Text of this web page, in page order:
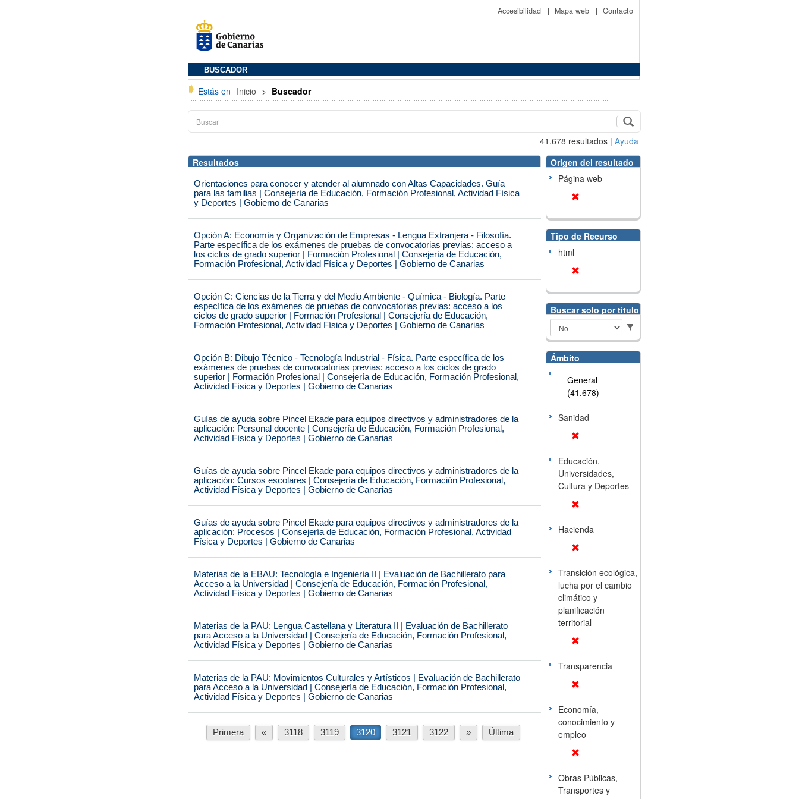
Accesibilidad | Mapa web | Contacto
BUSCADOR
Estás en Inicio > Buscador
41.678 resultados | Ayuda
Resultados
Orientaciones para conocer y atender al alumnado con Altas Capacidades. Guía
para las familias | Consejería de Educación, Formación Profesional, Actividad Física
y Deportes | Gobierno de Canarias
Opción A: Economía y Organización de Empresas - Lengua Extranjera - Filosofía.
Parte específica de los exámenes de pruebas de convocatorias previas: acceso a
los ciclos de grado superior | Formación Profesional | Consejería de Educación,
Formación Profesional, Actividad Física y Deportes | Gobierno de Canarias
Opción C: Ciencias de la Tierra y del Medio Ambiente - Química - Biología. Parte
específica de los exámenes de pruebas de convocatorias previas: acceso a los
ciclos de grado superior | Formación Profesional | Consejería de Educación,
Formación Profesional, Actividad Física y Deportes | Gobierno de Canarias
Opción B: Dibujo Técnico - Tecnología Industrial - Física. Parte específica de los
exámenes de pruebas de convocatorias previas: acceso a los ciclos de grado
superior | Formación Profesional | Consejería de Educación, Formación Profesional,
Actividad Física y Deportes | Gobierno de Canarias
Guías de ayuda sobre Pincel Ekade para equipos directivos y administradores de la
aplicación: Personal docente | Consejería de Educación, Formación Profesional,
Actividad Física y Deportes | Gobierno de Canarias
Guías de ayuda sobre Pincel Ekade para equipos directivos y administradores de la
aplicación: Cursos escolares | Consejería de Educación, Formación Profesional,
Actividad Física y Deportes | Gobierno de Canarias
Guías de ayuda sobre Pincel Ekade para equipos directivos y administradores de la
aplicación: Procesos | Consejería de Educación, Formación Profesional, Actividad
Física y Deportes | Gobierno de Canarias
Materias de la EBAU: Tecnología e Ingeniería II | Evaluación de Bachillerato para
Acceso a la Universidad | Consejería de Educación, Formación Profesional,
Actividad Física y Deportes | Gobierno de Canarias
Materias de la PAU: Lengua Castellana y Literatura II | Evaluación de Bachillerato
para Acceso a la Universidad | Consejería de Educación, Formación Profesional,
Actividad Física y Deportes | Gobierno de Canarias
Materias de la PAU: Movimientos Culturales y Artísticos | Evaluación de Bachillerato
para Acceso a la Universidad | Consejería de Educación, Formación Profesional,
Actividad Física y Deportes | Gobierno de Canarias
Primera « 3118 3119 3120 3121 3122 » Última
Origen del resultado
Página web
Tipo de Recurso
html
Buscar solo por título
Ámbito
General
(41.678)
Sanidad
Educación,
Universidades,
Cultura y Deportes
Hacienda
Transición ecológica,
lucha por el cambio
climático y
planificación
territorial
Transparencia
Economía,
conocimiento y
empleo
Obras Públicas,
Transportes y